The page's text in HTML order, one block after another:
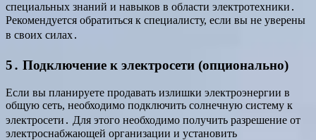
специальных знаний и навыков в области электротехники․
Рекомендуется обратиться к специалисту, если вы не уверены
в своих силах․
5․ Подключение к электросети (опционально)
Если вы планируете продавать излишки электроэнергии в
общую сеть, необходимо подключить солнечную систему к
электросети․ Для этого необходимо получить разрешение от
электроснабжающей организации и установить